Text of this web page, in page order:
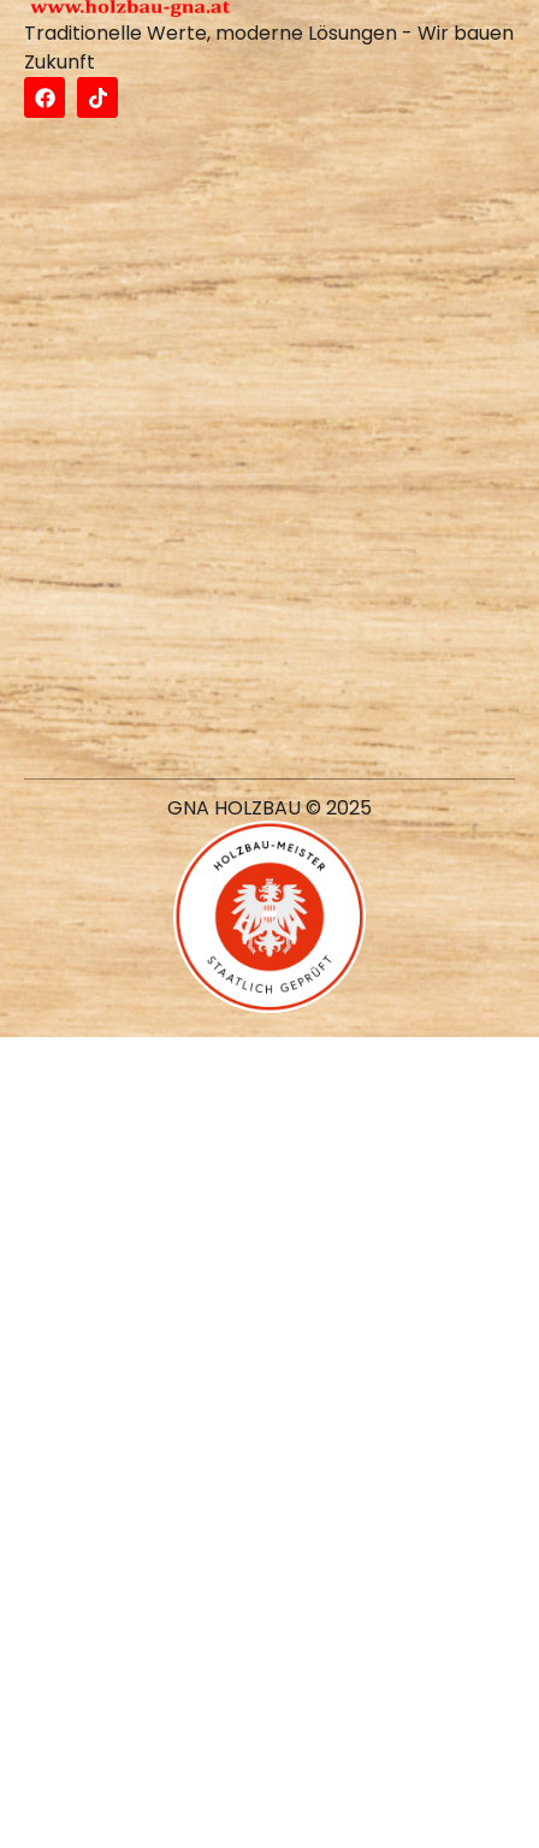
Traditionelle Werte, moderne Lösungen - Wir bauen
Zukunft
GNA HOLZBAU © 2025